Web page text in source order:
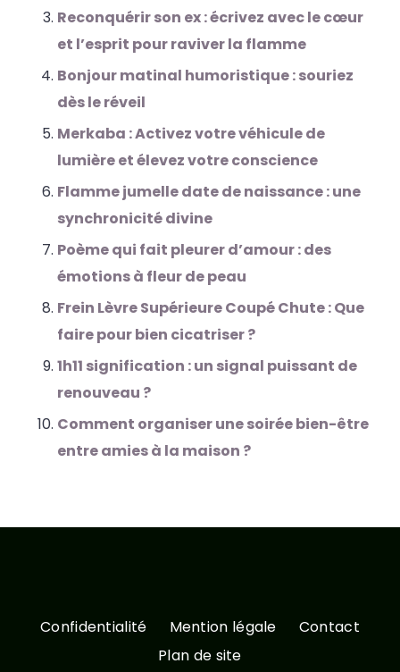
Reconquérir son ex : écrivez avec le cœur
et l’esprit pour raviver la flamme
Bonjour matinal humoristique : souriez
dès le réveil
Merkaba : Activez votre véhicule de
lumière et élevez votre conscience
Flamme jumelle date de naissance : une
synchronicité divine
Poème qui fait pleurer d’amour : des
émotions à fleur de peau
Frein Lèvre Supérieure Coupé Chute : Que
faire pour bien cicatriser ?
1h11 signification : un signal puissant de
renouveau ?
Comment organiser une soirée bien-être
entre amies à la maison ?
Confidentialité Mention légale
Contact
Plan de site